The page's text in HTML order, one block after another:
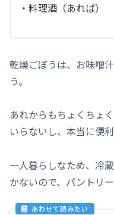
・料理酒（あれば）
乾燥ごぼうは、お味噌
う。
あれからもちょくちょ
いらないし、本当に便利
一人暮らしなため、冷
かないので、パントリ